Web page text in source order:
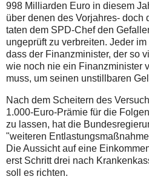
998 Milliarden Euro in diesem
über denen des Vorjahres- doch
taten dem SPD-Chef den
ungeprüft zu verbreiten. Jeder
dass der Finanzminister, der so
wie noch nie ein Finanzminister
muss, um seinen unstillbaren
Nach dem Scheitern des
1.000-Euro-Prämie für die
zu lassen, hat die
"weiteren
Die Aussicht auf eine
erst Schritt drei nach
soll es richten.